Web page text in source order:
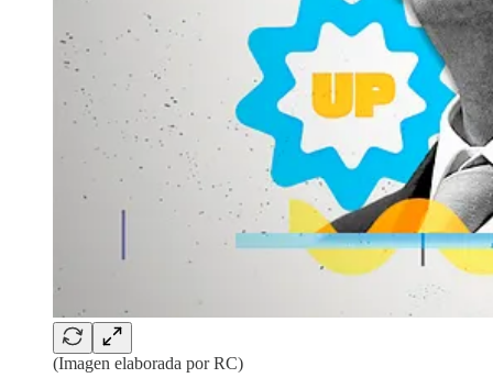
(Imagen elaborada por RC)